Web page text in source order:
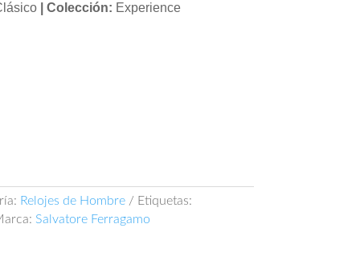
| Colección: Experience
Relojes de Hombre
Etiquetas:
Salvatore Ferragamo